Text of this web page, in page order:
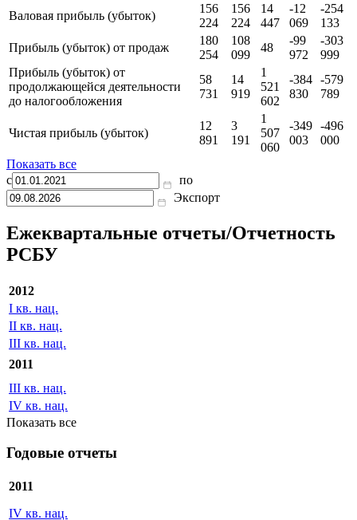
Валовая прибыль (убыток)
156
224
156
224
14
447
-12
069
-254
133
Прибыль (убыток) от продаж
180
254
108
099
48
-99
972
-303
999
Прибыль (убыток) от
продолжающейся деятельности
до налогообложения
58
731
14
919
1
521
602
-384
830
-579
789
Чистая прибыль (убыток)
12
891
3
191
1
507
060
-349
003
-496
000
Показать все
с
по
Экспорт
Ежеквартальные отчеты/Отчетность
РСБУ
2012
I кв. нац.
II кв. нац.
III кв. нац.
2011
III кв. нац.
IV кв. нац.
Показать все
Годовые отчеты
2011
IV кв. нац.